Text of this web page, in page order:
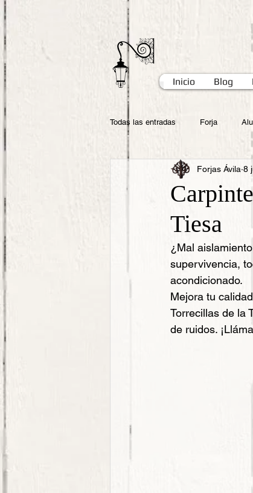
Inicio Blog
Todas las entradas Forja
Tiesa
Forjas Ávila 8
¿Mal
supervivencia,
acondicionado.
Mejora tu
Torrecillas de la
de ruidos.